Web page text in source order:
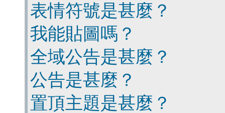
表情符號是甚麼？
我能貼圖嗎？
全域公告是甚麼？
公告是甚麼？
置頂主題是甚麼？